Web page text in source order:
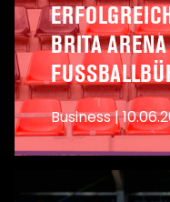
BRITA
Business|